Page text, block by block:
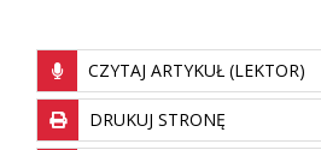
CZYTAJ ARTYKUŁ (LEKTOR)
DRUKUJ STRONĘ